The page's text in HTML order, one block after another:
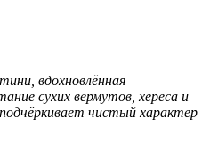
вдохновлённая
сухих вермутов, хереса и
чистый характер